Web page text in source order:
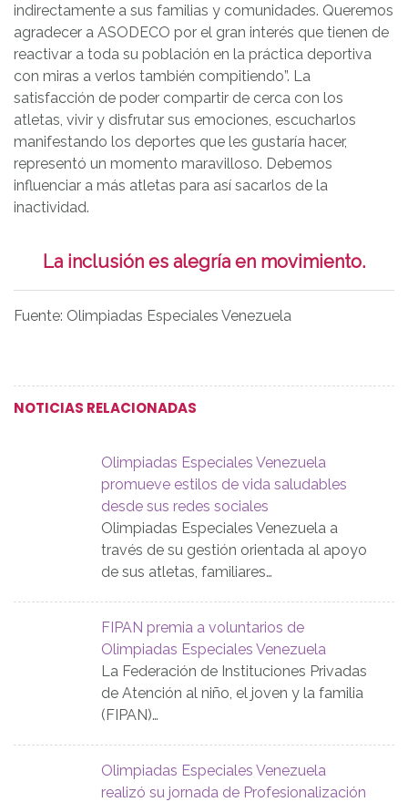
indirectamente a sus familias y comunidades. Queremos
agradecer a ASODECO por el gran interés que tienen de
reactivar a toda su población en la práctica deportiva
con miras a verlos también compitiendo”. La
satisfacción de poder compartir de cerca con los
atletas, vivir y disfrutar sus emociones, escucharlos
manifestando los deportes que les gustaría hacer,
representó un momento maravilloso. Debemos
influenciar a más atletas para así sacarlos de la
inactividad.
La inclusión es alegría en movimiento.
Fuente: Olimpiadas Especiales Venezuela
NOTICIAS RELACIONADAS
Olimpiadas Especiales Venezuela
promueve estilos de vida saludables
desde sus redes sociales
Olimpiadas Especiales Venezuela a
través de su gestión orientada al apoyo
de sus atletas, familiares…
FIPAN premia a voluntarios de
Olimpiadas Especiales Venezuela
La Federación de Instituciones Privadas
de Atención al niño, el joven y la familia
(FIPAN)…
Olimpiadas Especiales Venezuela
realizó su jornada de Profesionalización